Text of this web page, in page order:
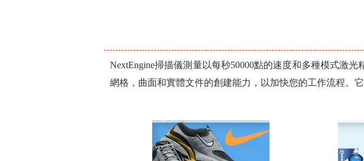
NextEngine掃描儀測量以每秒50000點的速度和多種模式激
網格，曲面和實體文件的創建能力，以加快您的工作流程。